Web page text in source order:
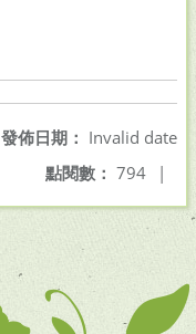
發佈日期： Invalid date
點閱數： 794 |